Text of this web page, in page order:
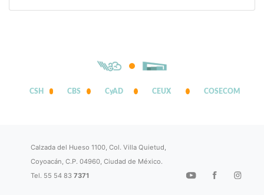
CSH CBS CyAD CEUX COSECOM
Calzada del Hueso 1100, Col. Villa Quietud,
Coyoacán, C.P. 04960, Ciudad de México.
Tel. 55 54 837371